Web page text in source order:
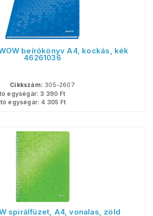
beírókönyv A4, kockás, kék
46261036
Cikkszám: 305-2607
egységár: 3 390 Ft
egységár: 4 305 Ft
spirálfüzet, A4, vonalas, zöld